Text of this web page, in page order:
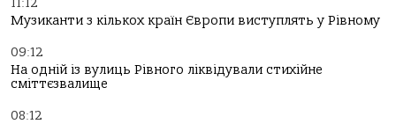
Музиканти з кількох країн Європи виступлять у Рівному
09:12
На одній із вулиць Рівного ліквідували стихійне
сміттєзвалище
08:12